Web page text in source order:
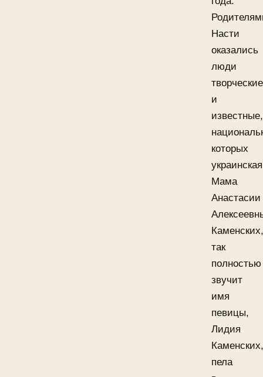
Насти
оказались
люди
творческие
и
известные,
которых
Мама
Анастасии
Каменских,
так
полностью
звучит
имя
певицы,
Лидия
Каменских,
пела